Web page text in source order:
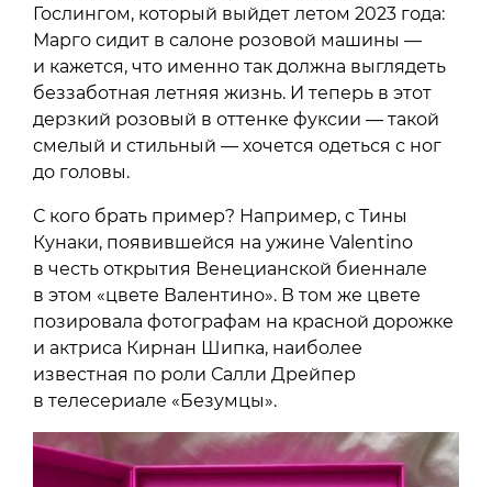
Гослингом, который выйдет летом 2023 года:
Марго сидит в салоне розовой машины —
и кажется, что именно так должна выглядеть
беззаботная летняя жизнь. И теперь в этот
дерзкий розовый в оттенке фуксии — такой
смелый и стильный — хочется одеться с ног
до головы.
С кого брать пример? Например, с Тины
Кунаки, появившейся на ужине Valentino
в честь открытия Венецианской биеннале
в этом «цвете Валентино». В том же цвете
позировала фотографам на красной дорожке
и актриса Кирнан Шипка, наиболее
известная по роли Салли Дрейпер
в телесериале «Безумцы».